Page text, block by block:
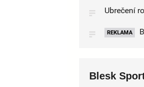
Ubrečení
REKLAMA
Blesk